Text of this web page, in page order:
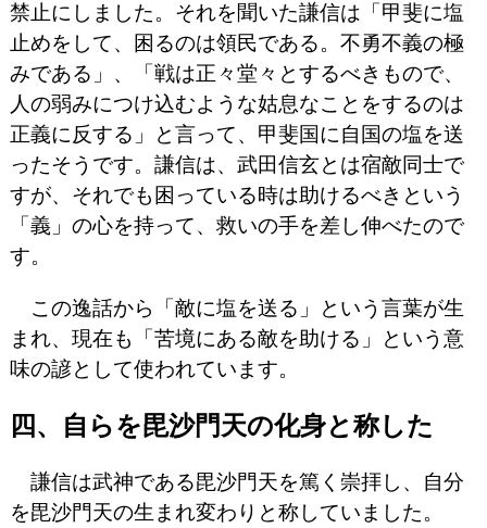
禁止にしました。それを聞いた謙信は「甲斐に塩
止めをして、困るのは領民である。不勇不義の極
みである」、「戦は正々堂々とするべきもので、
人の弱みにつけ込むような姑息なことをするのは
正義に反する」と言って、甲斐国に自国の塩を送
ったそうです。謙信は、武田信玄とは宿敵同士で
すが、それでも困っている時は助けるべきという
「義」の心を持って、救いの手を差し伸べたので
す。
この逸話から「敵に塩を送る」という言葉が生
まれ、現在も「苦境にある敵を助ける」という意
味の諺として使われています。
四、自らを毘沙門天の化身と称した
謙信は武神である毘沙門天を篤く崇拝し、自分
を毘沙門天の生まれ変わりと称していました。